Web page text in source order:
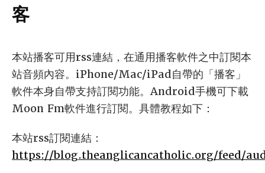
客
本站播客可用rss連結，在通用播客軟件之中訂閱本
站音頻內容。iPhone/Mac/iPad自帶的「播客」
軟件本身自帶支持訂閱功能。Android手機可下載
Moon Fm軟件進行訂閱。具體教程如下：
本站rss訂閱連結：
https://blog.theanglicancatholic.org/feed/